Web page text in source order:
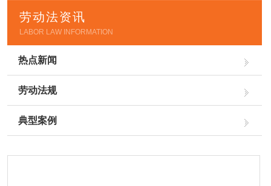
劳动法资讯
LABOR LAW INFORMATION
热点新闻
劳动法规
典型案例